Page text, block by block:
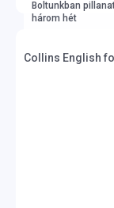
Boltunkban
három hét
Collins English